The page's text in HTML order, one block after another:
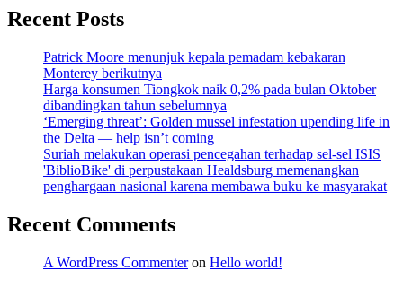
Recent Posts
Patrick Moore menunjuk kepala pemadam kebakaran
Monterey berikutnya
Harga konsumen Tiongkok naik 0,2% pada bulan Oktober
dibandingkan tahun sebelumnya
‘Emerging threat’: Golden mussel infestation upending life in
the Delta — help isn’t coming
Suriah melakukan operasi pencegahan terhadap sel-sel ISIS
'BiblioBike' di perpustakaan Healdsburg memenangkan
penghargaan nasional karena membawa buku ke masyarakat
Recent Comments
A WordPress Commenteron Hello world!